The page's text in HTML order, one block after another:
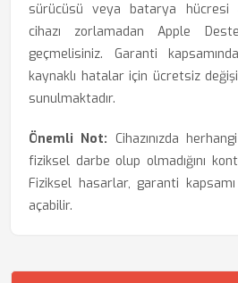
sürücüsü veya batarya hücresi
cihazı zorlamadan Apple
geçmelisiniz. Garanti
kaynaklı hatalar için ücretsiz
sunulmaktadır.
Önemli Not: Cihazınızda
fiziksel darbe olup olmadığını
Fiziksel hasarlar, garanti kapsamı
açabilir.